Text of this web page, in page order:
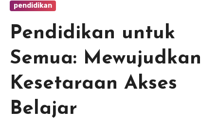
pendidikan
Pendidikan untuk
Semua: Mewujudkan
Kesetaraan Akses
Belajar